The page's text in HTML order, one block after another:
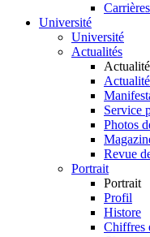
Université
Université
Actualités
Service
Photos
Revue
Portrait
Portrait
Profil
Histore
Chiffres